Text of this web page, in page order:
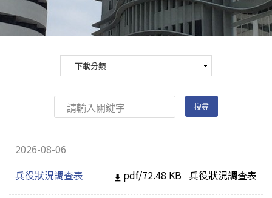
Open submenu (校園安全)
校園安全
Open submenu (相關法規及檔案下載)
相關法規及檔案下載
2026-08-06
兵役狀況調查表
兵役狀況調查表
pdf/72.48 KB